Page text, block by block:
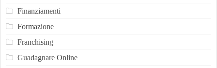
Finanziamenti
Formazione
Franchising
Guadagnare Online